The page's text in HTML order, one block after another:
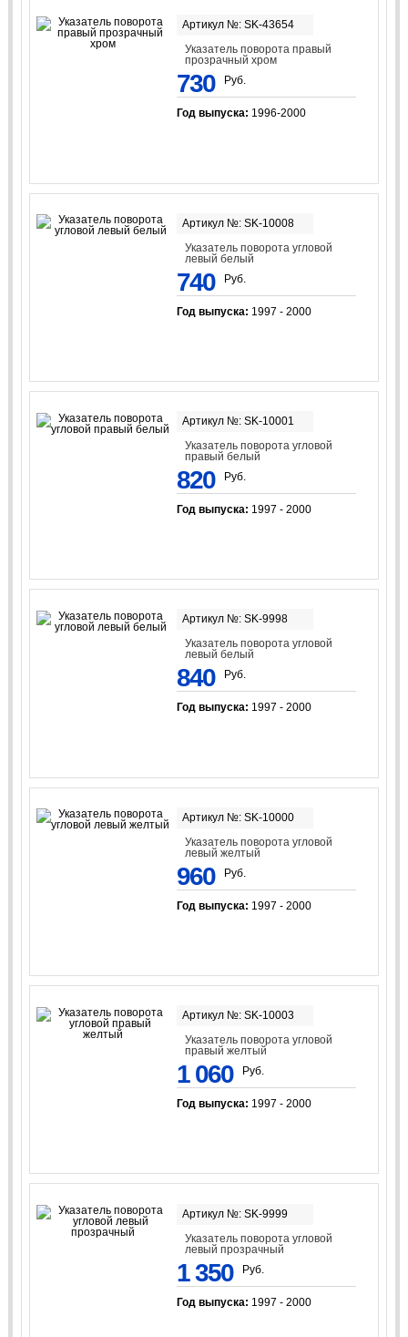
Артикул №: SK-43654
Указатель поворота правый
прозрачный хром
730 Руб.
Год выпуска: 1996-2000
Артикул №: SK-10008
Указатель поворота угловой
левый белый
740 Руб.
Год выпуска: 1997 - 2000
Артикул №: SK-10001
Указатель поворота угловой
правый белый
820 Руб.
Год выпуска: 1997 - 2000
Артикул №: SK-9998
Указатель поворота угловой
левый белый
840 Руб.
Год выпуска: 1997 - 2000
Артикул №: SK-10000
Указатель поворота угловой
левый желтый
960 Руб.
Год выпуска: 1997 - 2000
Артикул №: SK-10003
Указатель поворота угловой
правый желтый
1 060 Руб.
Год выпуска: 1997 - 2000
Артикул №: SK-9999
Указатель поворота угловой
левый прозрачный
1 350 Руб.
Год выпуска: 1997 - 2000